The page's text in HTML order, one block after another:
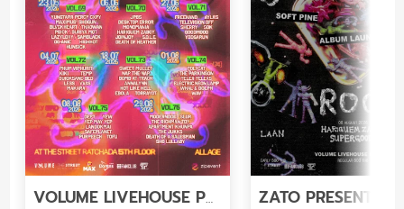
VOLUME LIVEHOUSE PHASE 7